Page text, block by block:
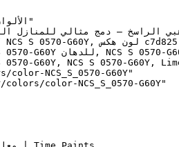
NCS_S_0570-G60Y"
color-NCS_S_0570-G60Y"